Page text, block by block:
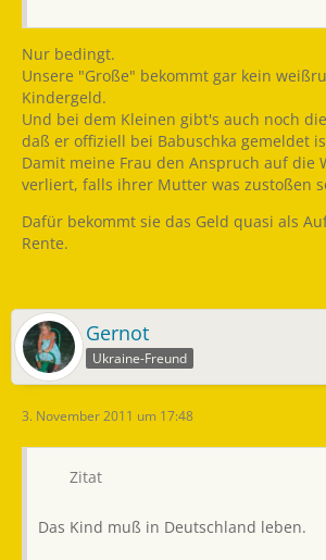
werden.
Nur bedingt.
Unsere "Große" bekommt gar kein
Kindergeld.
Und bei dem Kleinen gibt's auch noch
daß er offiziell bei Babuschka gemeldet
Damit meine Frau den Anspruch auf die
verliert, falls ihrer Mutter was zustoßen
Dafür bekommt sie das Geld quasi als
Rente.
Gernot
Ukraine-Freund
3. November 2011 um 17:48
Zitat
Das Kind muß in Deutschland leben.